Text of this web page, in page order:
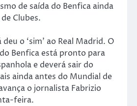
de saída do Benfica ainda
Clubes.
o ‘sim’ ao Real Madrid. O
Benfica está pronto para
e deverá sair do
ainda antes do Mundial de
o jornalista Fabrizio
feira.